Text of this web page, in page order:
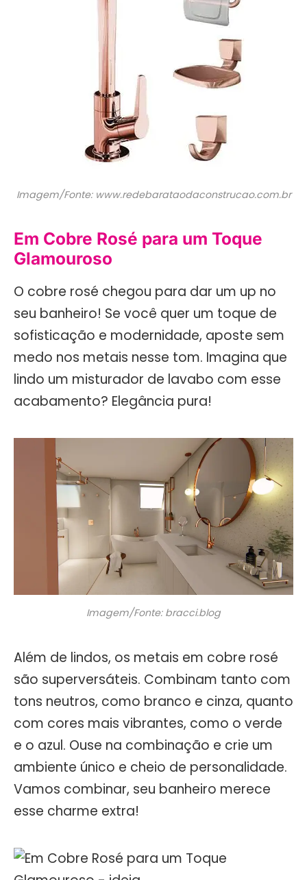
Imagem/Fonte: www.redebarataodaconstrucao.com.br
Em Cobre Rosé para um Toque
Glamouroso
O cobre rosé chegou para dar um up no
seu banheiro! Se você quer um toque de
sofisticação e modernidade, aposte sem
medo nos metais nesse tom. Imagina que
lindo um misturador de lavabo com esse
acabamento? Elegância pura!
Imagem/Fonte: bracci.blog
Além de lindos, os metais em cobre rosé
são superversáteis. Combinam tanto com
tons neutros, como branco e cinza, quanto
com cores mais vibrantes, como o verde
e o azul. Ouse na combinação e crie um
ambiente único e cheio de personalidade.
Vamos combinar, seu banheiro merece
esse charme extra!